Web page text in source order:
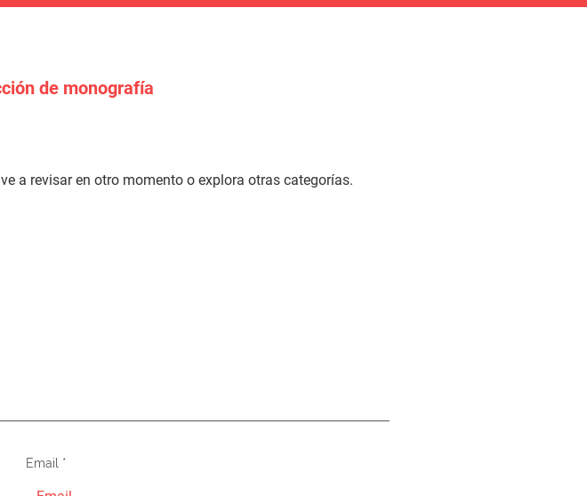
de monografía
a revisar en otro momento o explora otras categorías.
Email